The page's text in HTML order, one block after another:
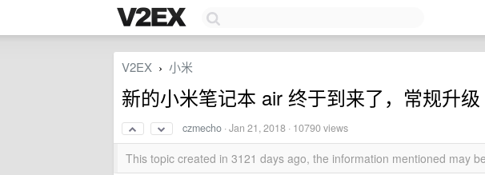
V2EX › 小米
新的小米笔记本 air 终于到来了，常规升级
czmecho ·Jan 21, 2018 · 10790 views
This topic created in 3121 days ago, the information mentioned may